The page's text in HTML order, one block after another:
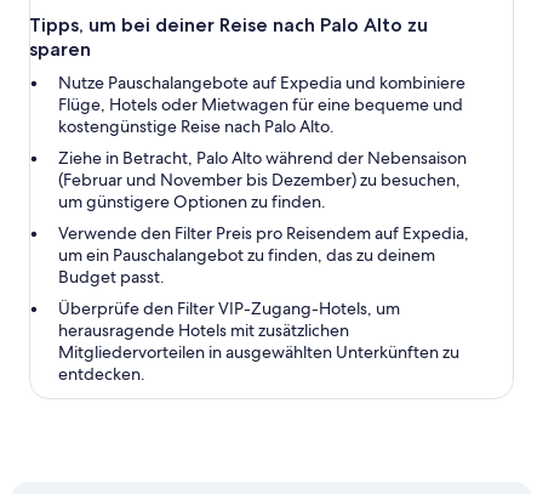
Tipps, um bei deiner Reise nach Palo Alto zu
sparen
Nutze Pauschalangebote auf Expedia und kombiniere
Flüge, Hotels oder Mietwagen für eine bequeme und
kostengünstige Reise nach Palo Alto.
Ziehe in Betracht, Palo Alto während der Nebensaison
(Februar und November bis Dezember) zu besuchen,
um günstigere Optionen zu finden.
Verwende den Filter Preis pro Reisendem auf Expedia,
um ein Pauschalangebot zu finden, das zu deinem
Budget passt.
Überprüfe den Filter VIP-Zugang-Hotels, um
herausragende Hotels mit zusätzlichen
Mitgliedervorteilen in ausgewählten Unterkünften zu
entdecken.